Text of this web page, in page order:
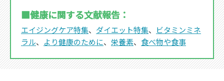
■健康に関する文献報告：
エイジングケア特集、 ダイエット特集、 ビタミンミネ
ラル、 より健康のために、 栄養素、 食べ物や食事